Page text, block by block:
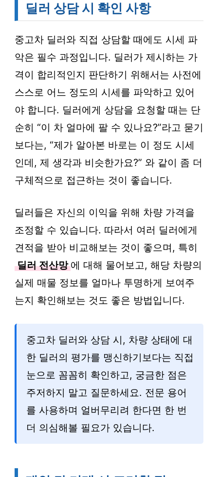
딜러 상담 시 확인 사항
중고차 딜러와 직접 상담할 때에도 시세 파
악은 필수 과정입니다. 딜러가 제시하는 가
격이 합리적인지 판단하기 위해서는 사전에
스스로 어느 정도의 시세를 파악하고 있어
야 합니다. 딜러에게 상담을 요청할 때는 단
순히 “이 차 얼마에 팔 수 있나요?”라고 묻기
보다는, “제가 알아본 바로는 이 정도 시세
인데, 제 생각과 비슷한가요?” 와 같이 좀 더
구체적으로 접근하는 것이 좋습니다.
딜러들은 자신의 이익을 위해 차량 가격을
조정할 수 있습니다. 따라서 여러 딜러에게
견적을 받아 비교해보는 것이 좋으며, 특히
딜러 전산망 에 대해 물어보고, 해당 차량의
실제 매물 정보를 얼마나 투명하게 보여주
는지 확인해보는 것도 좋은 방법입니다.
중고차 딜러와 상담 시, 차량 상태에 대
한 딜러의 평가를 맹신하기보다는 직접
눈으로 꼼꼼히 확인하고, 궁금한 점은
주저하지 말고 질문하세요. 전문 용어
를 사용하며 얼버무리려 한다면 한 번
더 의심해볼 필요가 있습니다.